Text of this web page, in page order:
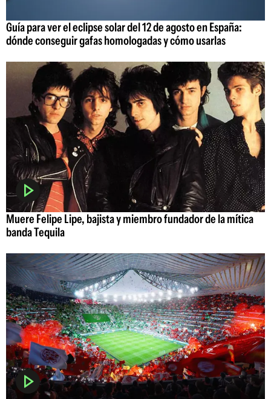
Guía para ver el eclipse solar del 12 de agosto en España:
dónde conseguir gafas homologadas y cómo usarlas
Muere Felipe Lipe, bajista y miembro fundador de la mítica
banda Tequila